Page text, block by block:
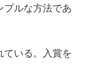
プルな方法であ
いる。入賞を